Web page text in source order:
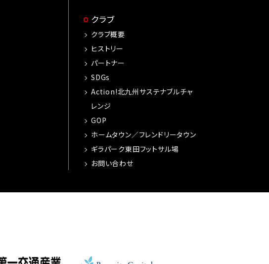
クラブ
クラブ概要
ヒストリー
パートナー
SDGs
Action!北九州サステナブルチャ
レンジ
GOP
ホームタウン／フレンドリータウン
ギラパーク東田フットサル場
お問い合わせ